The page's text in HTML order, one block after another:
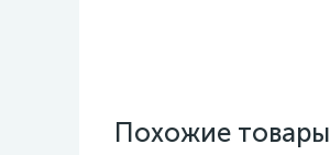
Похожие товары